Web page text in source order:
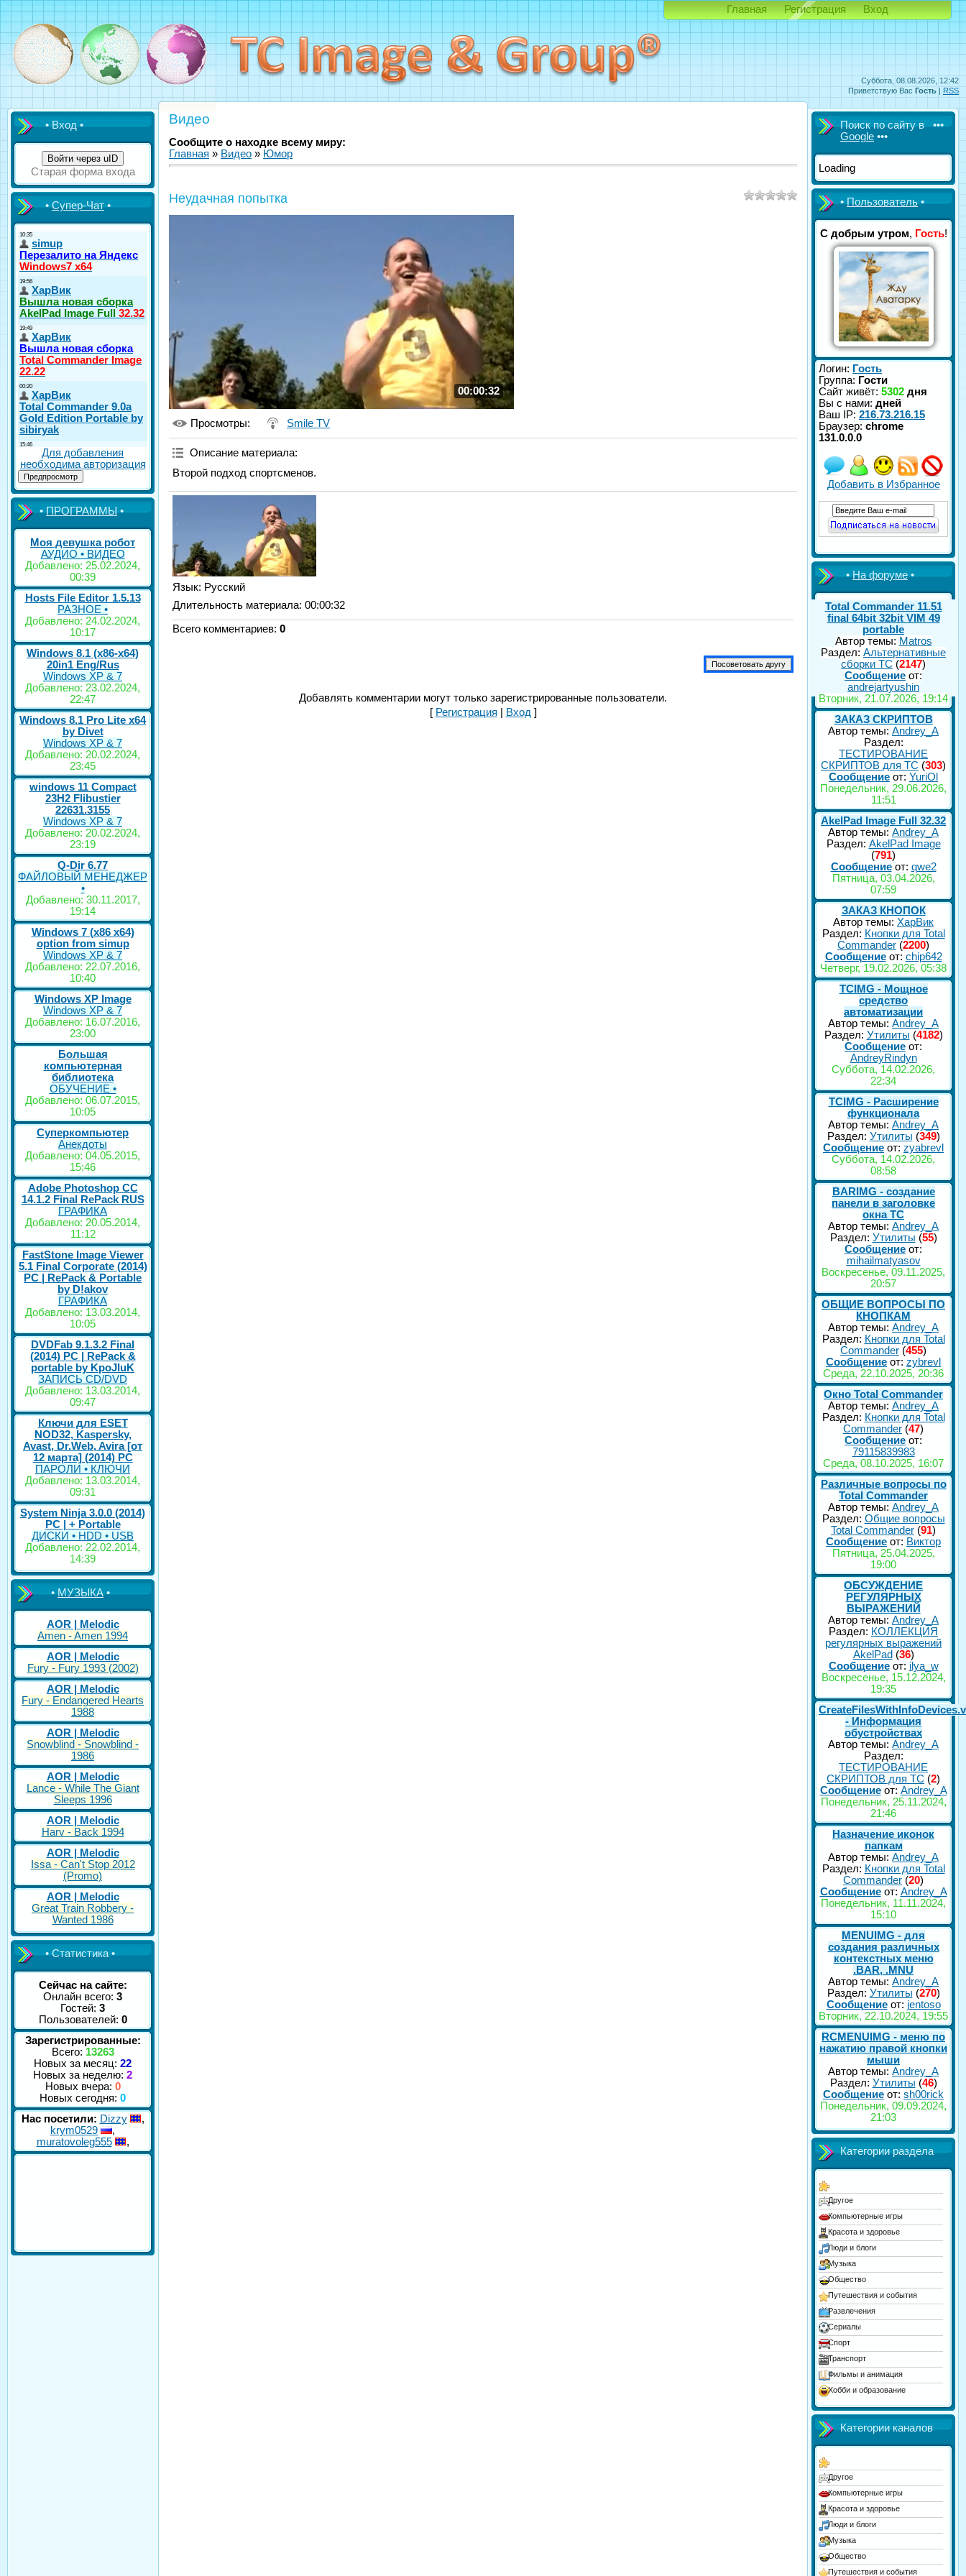
Суббота, 08.08.2026, 12:42
Приветствую Вас Гость | RSS
Главная Регистрация Вход
• Вход •
Войти через uID
Старая форма входа
•Супер-Чат•
Для добавления
необходима авторизация
•ПРОГРАММЫ•
Моя девушка робот
АУДИО • ВИДЕО
Добавлено: 25.02.2024,
00:39
Hosts File Editor 1.5.13
РАЗНОЕ •
Добавлено: 24.02.2024,
10:17
Windows 8.1 (x86-x64)
20in1 Eng/Rus
Windows XP & 7
Добавлено: 23.02.2024,
22:47
Windows 8.1 Pro Lite x64
by Divet
Windows XP & 7
Добавлено: 20.02.2024,
23:45
windows 11 Compact
23H2 Flibustier
22631.3155
Windows XP & 7
Добавлено: 20.02.2024,
23:19
Q-Dir 6.77
ФАЙЛОВЫЙ МЕНЕДЖЕР
•
Добавлено: 30.11.2017,
19:14
Windows 7 (x86 x64)
option from simup
Windows XP & 7
Добавлено: 22.07.2016,
10:40
Windows XP Image
Windows XP & 7
Добавлено: 16.07.2016,
23:00
Большая
компьютерная
библиотека
ОБУЧЕНИЕ •
Добавлено: 06.07.2015,
10:05
Суперкомпьютер
Анекдоты
Добавлено: 04.05.2015,
15:46
Adobe Photoshop CC
14.1.2 Final RePack RUS
ГРАФИКА
Добавлено: 20.05.2014,
11:12
FastStone Image Viewer
5.1 Final Corporate (2014)
РС | RePack & Portable
by D!akov
ГРАФИКА
Добавлено: 13.03.2014,
10:05
DVDFab 9.1.3.2 Final
(2014) PC | RePack &
portable by KpoJIuK
ЗАПИСЬ CD/DVD
Добавлено: 13.03.2014,
09:47
Ключи для ESET
NOD32, Kaspersky,
Avast, Dr.Web, Avira [от
12 марта] (2014) PC
ПАРОЛИ • КЛЮЧИ
Добавлено: 13.03.2014,
09:31
System Ninja 3.0.0 (2014)
РС | + Portable
ДИСКИ • HDD • USB
Добавлено: 22.02.2014,
14:39
•МУЗЫКА•
AOR | Melodic
Amen - Amen 1994
AOR | Melodic
Fury - Fury 1993 (2002)
AOR | Melodic
Fury - Endangered Hearts
1988
AOR | Melodic
Snowblind - Snowblind -
1986
AOR | Melodic
Lance - While The Giant
Sleeps 1996
AOR | Melodic
Harv - Back 1994
AOR | Melodic
Issa - Can't Stop 2012
(Promo)
AOR | Melodic
Great Train Robbery -
Wanted 1986
• Статистика •
Сейчас на сайте:
Онлайн всего: 3
Гостей: 3
Пользователей: 0
Зарегистрированные:
Всего: 13263
Новых за месяц: 22
Новых за неделю: 2
Новых вчера: 0
Новых сегодня: 0
Нас посетили: Dizzy
,
krym0529
,
muratovoleg555
,
Видео
Сообщите о находке всему миру:
Главная » Видео » Юмор
Неудачная попытка
00:00:32
Просмотры: Smile TV
Описание материала:
Второй подход спортсменов.
Язык: Русский
Длительность материала: 00:00:32
Всего комментариев: 0
Добавлять комментарии могут только зарегистрированные пользователи.
[ Регистрация Вход ]
Поиск по сайту в •••
Google •••
Loading
•Пользователь•
С добрым утром, Гость!
Логин: Гость
Группа: Гости
Сайт живёт: 5302 дня
Вы с нами: дней
Ваш IP: 216.73.216.15
Браузер: chrome
131.0.0.0
Добавить в Избранное
•На форуме•
Total Commander 11.51
final 64bit 32bit VIM 49
portable
Автор темы: Matros
Раздел: Альтернативные
сборки ТС (2147)
Сообщение от:
andrejartyushin
Вторник, 21.07.2026, 19:14
ЗАКАЗ СКРИПТОВ
Автор темы: Andrey_A
Раздел:
ТЕСТИРОВАНИЕ
СКРИПТОВ для TC (303)
Сообщение от: YuriOl
Понедельник, 29.06.2026,
11:51
AkelPad Image Full 32.32
Автор темы: Andrey_A
Раздел: AkelPad Image
(791)
Сообщениеот: qwe2
Пятница, 03.04.2026,
07:59
ЗАКАЗ КНОПОК
Автор темы: ХарВик
Раздел: Кнопки для Total
Commander (2200)
Сообщениеот: chip642
Четверг, 19.02.2026, 05:38
TCIMG - Мощное
средство
автоматизации
Автор темы: Andrey_A
Раздел: Утилиты (4182)
Сообщение от:
AndreyRindyn
Суббота, 14.02.2026,
22:34
TCIMG - Расширение
функционала
Автор темы: Andrey_A
Раздел: Утилиты (349)
Сообщение от: zyabrevl
Суббота, 14.02.2026,
08:58
BARIMG - создание
панели в заголовке
окна TC
Автор темы: Andrey_A
Раздел: Утилиты (55)
Сообщение от:
mihailmatyasov
Воскресенье, 09.11.2025,
20:57
ОБЩИЕ ВОПРОСЫ ПО
КНОПКАМ
Автор темы: Andrey_A
Раздел: Кнопки для Total
Commander (455)
Сообщение от: zybrevl
Среда, 22.10.2025, 20:36
Окно Total Commander
Автор темы: Andrey_A
Раздел: Кнопки для Total
Commander (47)
Сообщение от:
79115839983
Среда, 08.10.2025, 16:07
Различные вопросы по
Total Commander
Автор темы: Andrey_A
Раздел: Общие вопросы
Total Commander (91)
Сообщение от: Виктор
Пятница, 25.04.2025,
19:00
ОБСУЖДЕНИЕ
РЕГУЛЯРНЫХ
ВЫРАЖЕНИЙ
Автор темы: Andrey_A
Раздел: КОЛЛЕКЦИЯ
регулярных выражений
AkelPad (36)
Сообщениеот: ilya_w
Воскресенье, 15.12.2024,
19:35
- Информация
обустройствах
Автор темы: Andrey_A
Раздел:
ТЕСТИРОВАНИЕ
СКРИПТОВ для TC (2)
Сообщениеот: Andrey_A
Понедельник, 25.11.2024,
21:46
Назначение иконок
папкам
Автор темы: Andrey_A
Раздел: Кнопки для Total
Commander (20)
Сообщениеот: Andrey_A
Понедельник, 11.11.2024,
15:10
MENUIMG - для
создания различных
контекстных меню
.BAR, .MNU
Автор темы: Andrey_A
Раздел: Утилиты (270)
Сообщениеот: jentoso
Вторник, 22.10.2024, 19:55
RCMENUIMG - меню по
нажатию правой кнопки
мыши
Автор темы: Andrey_A
Раздел: Утилиты (46)
Сообщение от: sh00rick
Понедельник, 09.09.2024,
21:03
Категории раздела
Другое
Компьютерные игры
Красота и здоровье
Люди и блоги
Музыка
Общество
Путешествия и события
Развлечения
Сериалы
Спорт
Транспорт
Фильмы и анимация
Хобби и образование
Юмор
Категории каналов
Другое
Компьютерные игры
Красота и здоровье
Люди и блоги
Музыка
Общество
Путешествия и события